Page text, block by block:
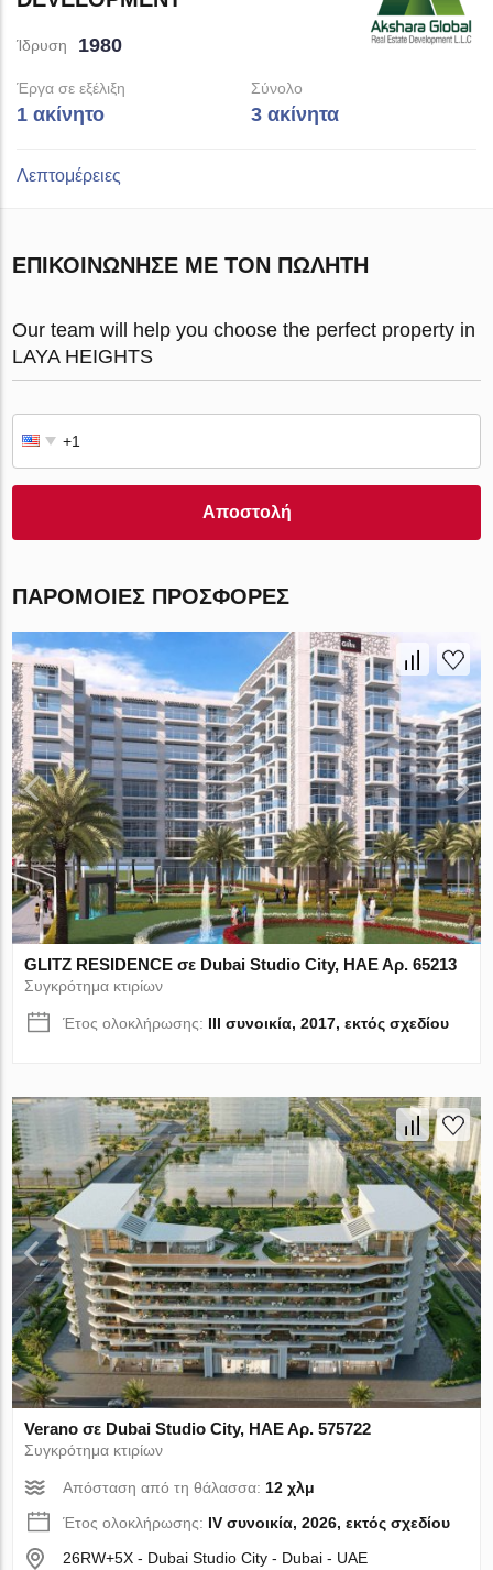
Ίδρυση 1980
Έργα σε εξέλιξη
1 ακίνητο
Σύνολο
3 ακίνητα
Λεπτομέρειες
ΕΠΙΚΟΙΝΏΝΗΣΕ ΜΕ ΤΟΝ ΠΩΛΗΤΉ
Our team will help you choose the perfect property in
LAYA HEIGHTS
Αποστολή
ΠΑΡΌΜΟΙΕΣ ΠΡΟΣΦΟΡΈΣ
GLITZ RESIDENCE σε Dubai Studio City, ΗΑΕ Αρ. 65213
Συγκρότημα κτιρίων
Έτος ολοκλήρωσης: III συνοικία, 2017, εκτός σχεδίου
Verano σε Dubai Studio City, ΗΑΕ Αρ. 575722
Συγκρότημα κτιρίων
Απόσταση από τη θάλασσα:12 χλμ
Έτος ολοκλήρωσης: IV συνοικία, 2026, εκτός σχεδίου
26RW+5X - Dubai Studio City - Dubai - UAE